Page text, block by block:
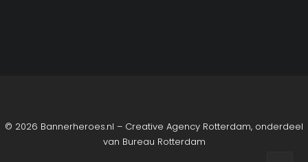
© 2026 Bannerheroes.nl – Creative Agency Rotterdam, onderdeel
van Bureau Rotterdam